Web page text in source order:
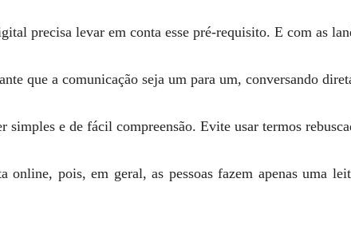
precisa levar em conta esse pré-requisito. E com as
que a comunicação seja um para um, conversando
simples e de fácil compreensão. Evite usar termos
online, pois, em geral, as pessoas fazem apenas uma